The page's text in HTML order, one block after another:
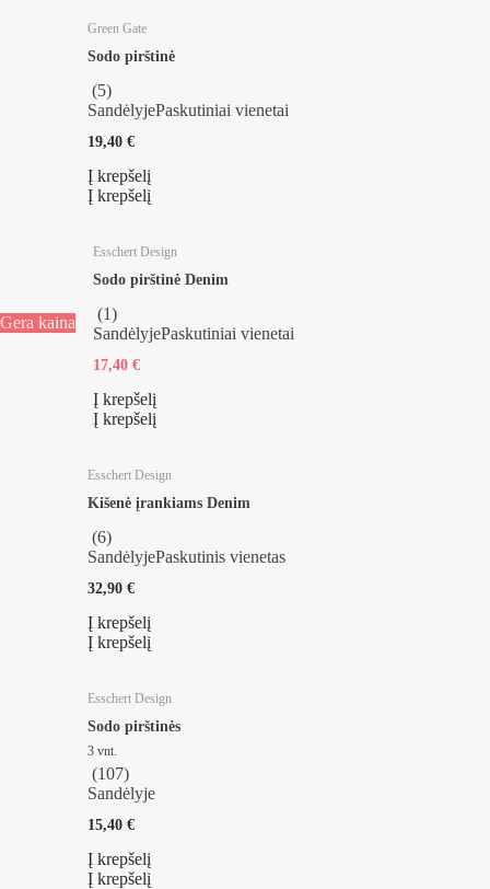
Green Gate
Sodo pirštinė
(5)
SandėlyjePaskutiniai vienetai
19,40 €
Į krepšelį
Į krepšelį
Gera kaina
Esschert Design
Sodo pirštinė Denim
(1)
SandėlyjePaskutiniai vienetai
17,40 €
Į krepšelį
Į krepšelį
Esschert Design
Kišenė įrankiams Denim
(6)
SandėlyjePaskutinis vienetas
32,90 €
Į krepšelį
Į krepšelį
Esschert Design
Sodo pirštinės
3 vnt.
(107)
Sandėlyje
15,40 €
Į krepšelį
Į krepšelį